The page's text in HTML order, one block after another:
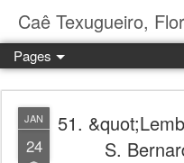
Pages
JAN
24
51.
S.